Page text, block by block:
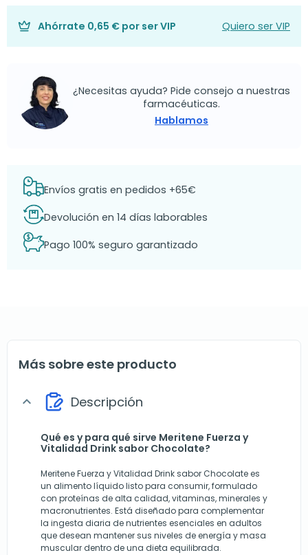
Ahórrate 0,65 € por ser VIP Quiero ser VIP
¿Necesitas ayuda? Pide consejo a nuestras
farmacéuticas.
Hablamos
Envíos gratis en pedidos +65€
Devolución en 14 días laborables
Pago 100% seguro garantizado
Más sobre este producto
expand_more Descripción
Qué es y para qué sirve Meritene Fuerza y
Vitalidad Drink sabor Chocolate?
Meritene Fuerza y Vitalidad Drink sabor Chocolate es
un alimento líquido listo para consumir, formulado
con proteínas de alta calidad, vitaminas, minerales y
macronutrientes. Está diseñado para complementar
la ingesta diaria de nutrientes esenciales en adultos
que desean mantener sus niveles de energía y masa
muscular dentro de una dieta equilibrada.